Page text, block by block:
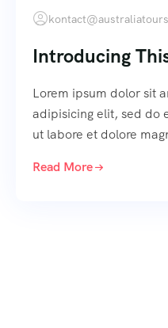
Introducing
Lorem ipsum dolor sit
adipisicing elit, sed do
ut labore et dolore
Read More